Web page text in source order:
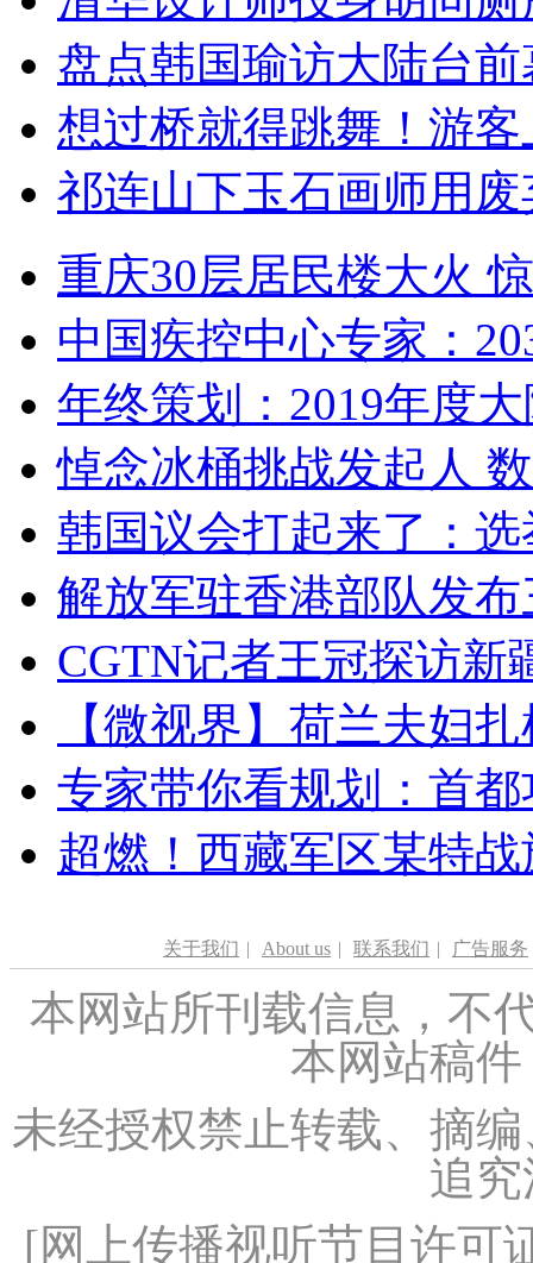
盘点韩国瑜访大陆台
想过桥就得跳舞！游客
祁连山下玉石画师用
重庆30层居民楼大火
中国疾控中心专家：
年终策划：2019年度
悼念冰桶挑战发起人
韩国议会打起来了：
解放军驻香港部队发
CGTN记者王冠探访新
【微视界】荷兰夫妇
专家带你看规划：首
超燃！西藏军区某特
关于我们 | About us | 联系我们 | 广告服务
本网站所刊载信息，不
本网站稿
未经授权禁止转载、摘
追
[网上传播视听节目许可